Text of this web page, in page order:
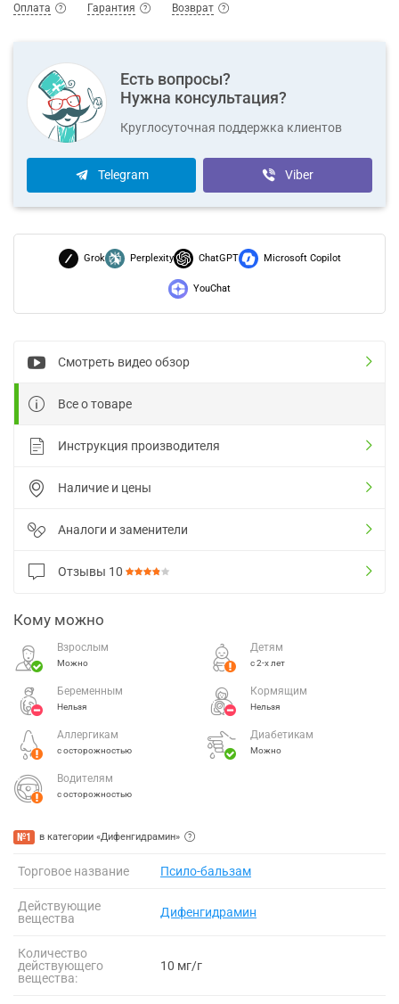
Оплата Гарантия Возврат
Есть вопросы?
Нужна консультация?
Круглосуточная поддержка клиентов
Telegram Viber
Grok Perplexity ChatGPT Microsoft Copilot
YouChat
Смотреть видео обзор
Все о товаре
Инструкция производителя
Наличие и цены
Аналоги и заменители
Отзывы 10
Кому можно
Взрослым
Можно
Детям
с 2-х лет
Беременным
Нельзя
Кормящим
Нельзя
Аллергикам
с осторожностью
Диабетикам
Можно
Водителям
с осторожностью
№1 в категории «Дифенгидрамин»
Торговое название Псило-бальзам
Действующие
вещества
Дифенгидрамин
Количество
действующего
вещества:
10 мг/г